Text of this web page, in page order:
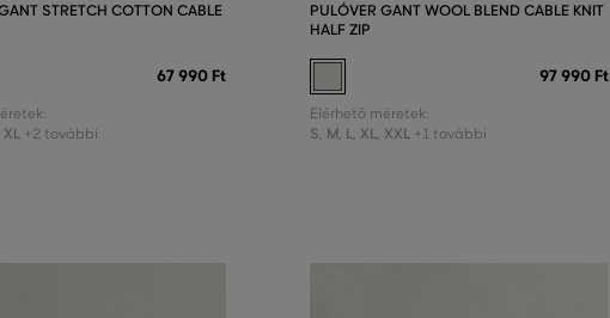
STRETCH COTTON CABLE
67 990 Ft
XL +2 további
PULÓVER GANT WOOL BLEND CABLE KNIT
HALF ZIP
97 990 Ft
Elérhető méretek:
S, M, L, XL, XXL +1 további